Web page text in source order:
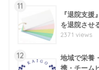
11
『退院支
を退院させ
2371 views
12
地域で栄養
携・チーム